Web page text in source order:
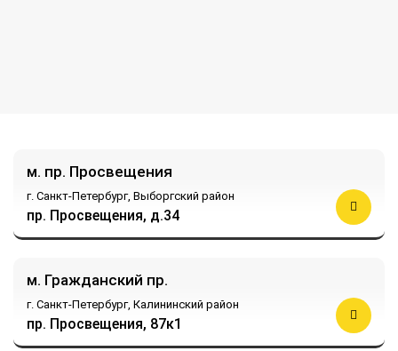
м. пр. Просвещения
г. Санкт-Петербург, Выборгский район
пр. Просвещения, д.34
м. Гражданский пр.
г. Санкт-Петербург, Калининский район
пр. Просвещения, 87к1